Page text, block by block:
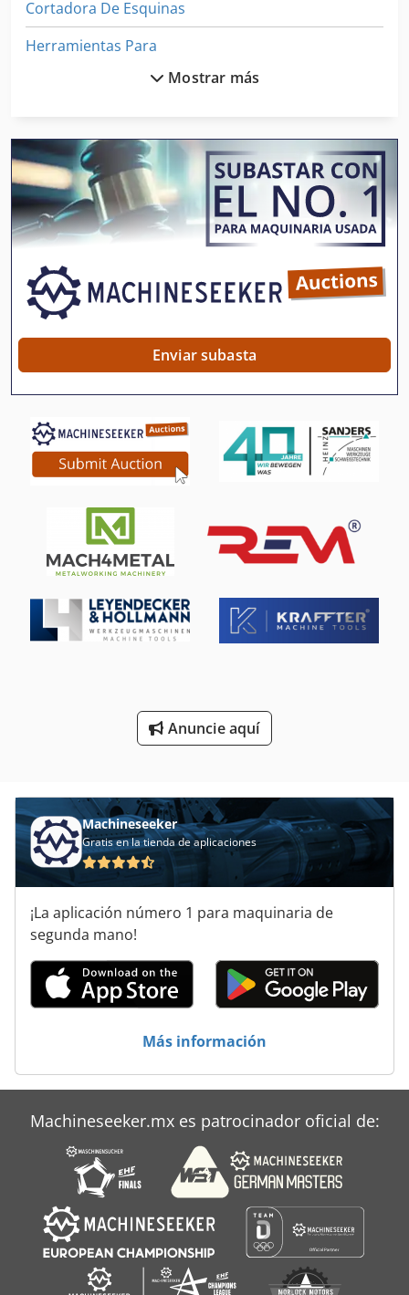
Cortadora De Esquinas
Herramientas Para
Máquina De Amasamiento Circular
Máquina De Carpintería
Máquina De Tallado
Máquinas Para
Seccionadora Manual
Seccionadora Tableros De Madera
Sierra Circular De Mesa
Sierras Circulares De Corte De Madera
Sierras De Cinta
Sierras De Cinta De Registro
Sierras De Inglete
Sierras De Mesa Ajustable En Altura
Sierras Para Corte De Metales
Áreas De Aplicación
Mostrar más
Enviar subasta
Anuncie aquí
Machineseeker
Gratis en la tienda de aplicaciones
¡La aplicación número 1 para maquinaria de
segunda mano!
Más información
Machineseeker.mx es patrocinador oficial de: